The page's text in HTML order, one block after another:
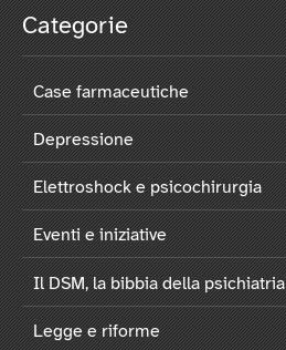
Categorie
Case farmaceutiche
Depressione
Elettroshock e psicochirurgia
Eventi e iniziative
Il DSM, la bibbia della psichiatria
Legge e riforme